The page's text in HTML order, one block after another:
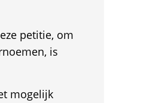
petitie, om
is
mogelijk